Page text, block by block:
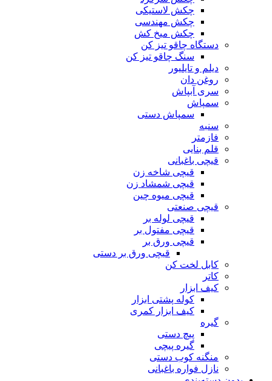
چکش لاستیکی
چکش مهندسی
چکش میخ کش
دستگاه چاقو تیز کن
سنگ چاقو تیز کن
دیلم و تایلیور
روغن دان
سری آبپاش
سمپاش
سمپاش دستی
سنبه
فازمتر
قلم بنایی
قیچی باغبانی
قیچی شاخه زن
قیچی شمشاد زن
قیچی میوه چین
قیچی صنعتی
قیچی لوله بر
قیچی مفتول بر
قیچی ورق بر
قیچی ورق بر دستی
کابل لخت کن
کاتر
کیف ابزار
کوله پشتی ابزار
کیف ابزار کمری
گیره
پیچ دستی
گیره پیچی
منگنه کوب دستی
نازل فواره باغبانی